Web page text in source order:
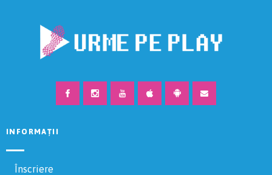
INFORMAȚII
Înscriere